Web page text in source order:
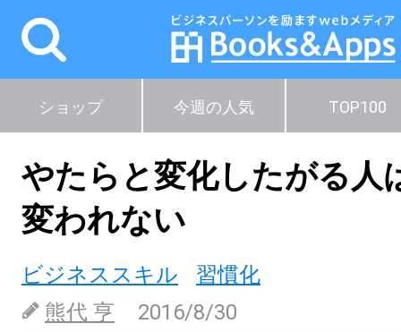
ショップ 今週の人気 TOP100
やたらと変化したがる人
変われない
ビジネススキル
習慣化
熊代 亨
2016/8/30